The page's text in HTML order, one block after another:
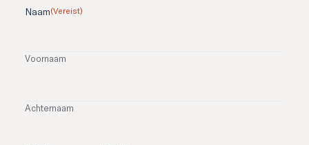
Naam(Vereist)
Voornaam
Achternaam